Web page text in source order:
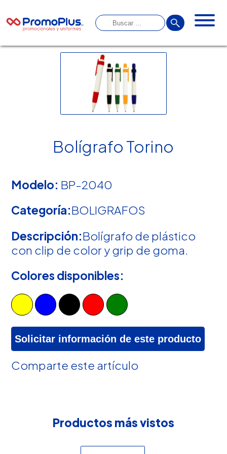
Bolígrafo Torino
Modelo: BP-2040
Categoría:BOLIGRAFOS
Descripción:Bolígrafo de plástico
con clip de color y grip de goma.
Colores disponibles:
Solicitar información de este producto
Comparte este artículo
Productos más vistos